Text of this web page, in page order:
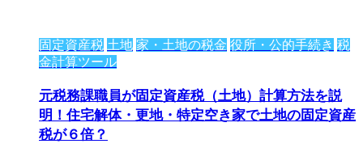
固定資産税 土地 家・土地の税金 役所・公的手続き 税
金計算ツール
元税務課職員が固定資産税（土地）計算方法を説
明！住宅解体・更地・特定空き家で土地の固定資産
税が６倍？